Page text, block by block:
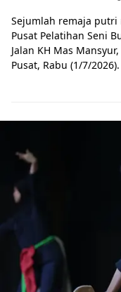
Sejumlah remaja
Pusat Pelatihan Seni
Jalan KH Mas
Pusat, Rabu (1/7/